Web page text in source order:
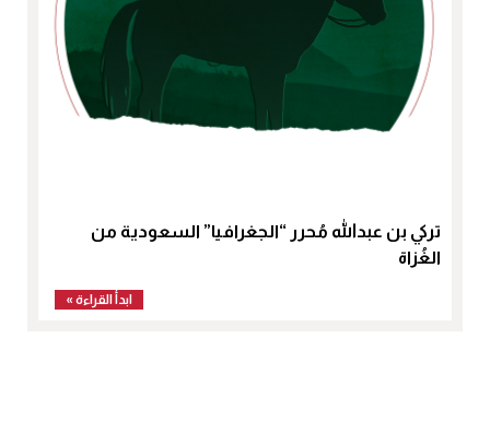
تركي بن عبدالله مُحرر “الجغرافيا” السعودية من
الغُزاة
ابدأ القراءة »